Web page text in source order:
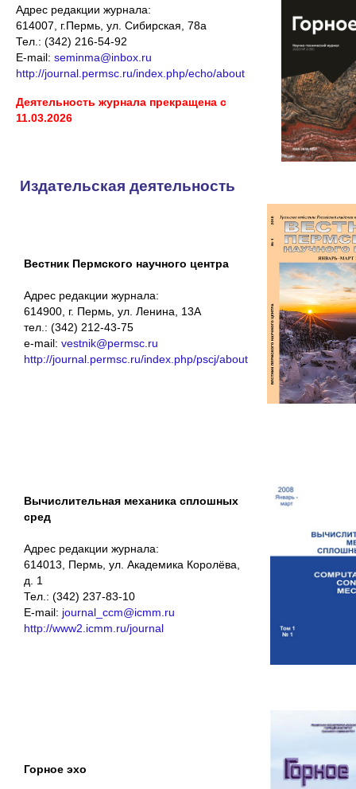
Адрес редакции журнала:
614007, г.Пермь, ул. Сибирская, 78а
Тел.: (342) 216-54-92
E-mail: seminma@inbox.ru
http://journal.permsc.ru/index.php/echo/about
Деятельность журнала прекращена с
11.03.2026
Издательская деятельность
Вестник Пермского научного центра
Адрес редакции журнала:
614900, г. Пермь, ул. Ленина, 13А
тел.: (342) 212-43-75
e-mail: vestnik@permsc.ru
http://journal.permsc.ru/index.php/pscj/about
Вычислительная механика сплошных
сред
Адрес редакции журнала:
614013, Пермь, ул. Академика Королёва,
д. 1
Тел.: (342) 237-83-10
E-mail: journal_ccm@icmm.ru
http://www2.icmm.ru/journal
Горное эхо